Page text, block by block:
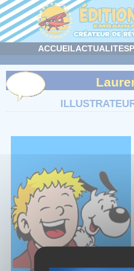
ACCUEILACTUALITES
Panneau de gestion des cookies